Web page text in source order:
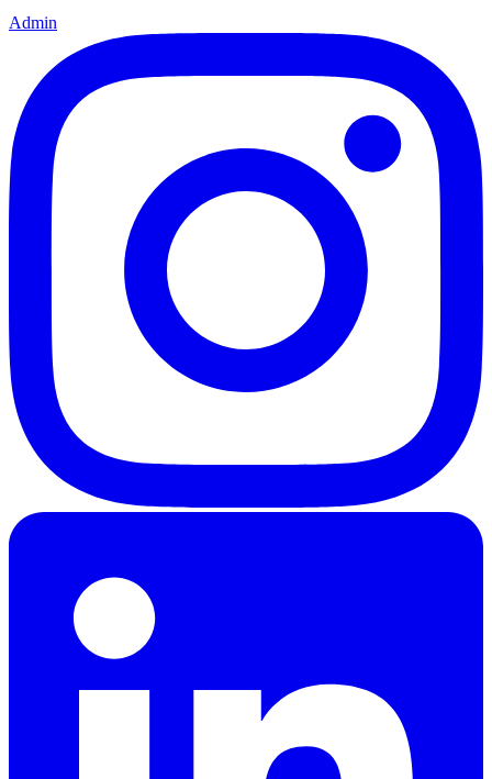
Admin